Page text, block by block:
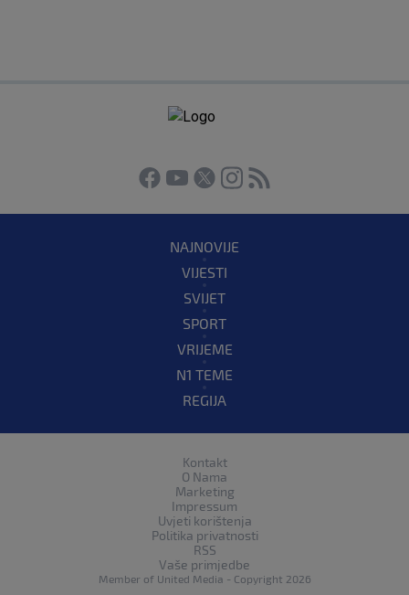
NAJNOVIJE
VIJESTI
SVIJET
SPORT
VRIJEME
N1 TEME
REGIJA
Kontakt
O Nama
Marketing
Impressum
Uvjeti korištenja
Politika privatnosti
RSS
Vaše primjedbe
Member of United Media - Copyright 2026